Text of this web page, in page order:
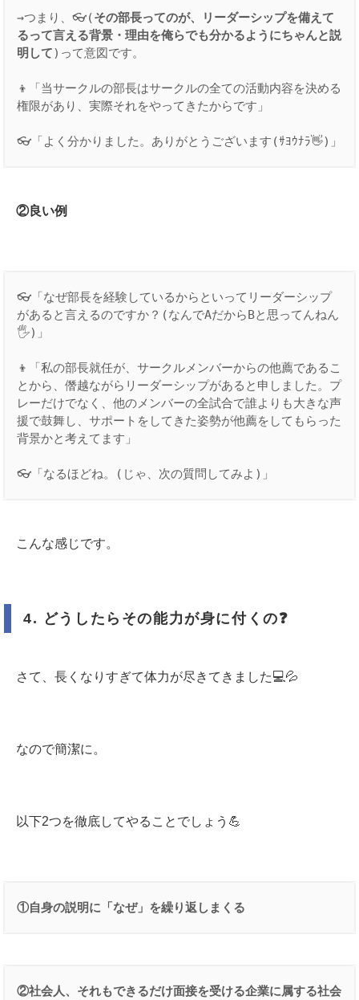
→つまり、👓(その部長ってのが、リーダーシップを備えて
るって言える背景・理由を俺らでも分かるようにちゃんと説
明して)って意図です。
👦「当サークルの部長はサークルの全ての活動内容を決める
権限があり、実際それをやってきたからです」
👓「よく分かりました。ありがとうございます(ｻﾖｳﾅﾗ👋)」
②良い例
👓「なぜ部長を経験しているからといってリーダーシップ
があると言えるのですか？(なんでAだからBと思ってんねん
🖐)」
👦「私の部長就任が、サークルメンバーからの他薦であるこ
とから、僭越ながらリーダーシップがあると申しました。プ
レーだけでなく、他のメンバーの全試合で誰よりも大きな声
援で鼓舞し、サポートをしてきた姿勢が他薦をしてもらった
背景かと考えてます」
👓「なるほどね。(じゃ、次の質問してみよ)」
こんな感じです。
4. どうしたらその能力が身に付くの❓
さて、長くなりすぎて体力が尽きてきました💻💦
なので簡潔に。
以下2つを徹底してやることでしょう💪
①自身の説明に「なぜ」を繰り返しまくる
②社会人、それもできるだけ面接を受ける企業に属する社会